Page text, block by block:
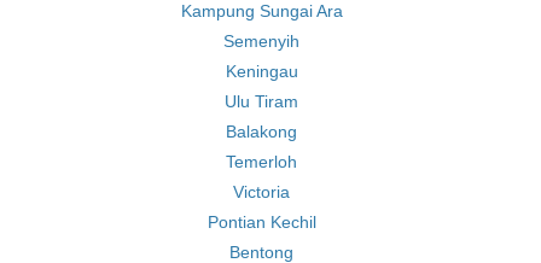
Kampung Sungai Ara
Semenyih
Keningau
Ulu Tiram
Balakong
Temerloh
Victoria
Pontian Kechil
Bentong